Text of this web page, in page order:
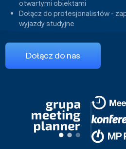
otwartymi obiektami
Dołącz do profesjonalistów -
wyjazdy studyjne
Dołącz do nas